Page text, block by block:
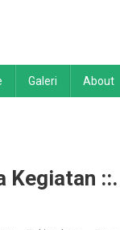
Galeri About
Kegiatan ::.